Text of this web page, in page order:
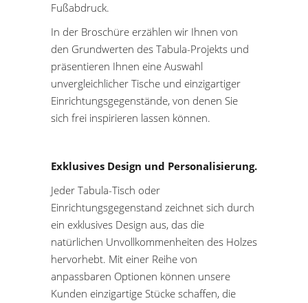
Fußabdruck.
In der Broschüre erzählen wir Ihnen von
den Grundwerten des Tabula-Projekts und
präsentieren Ihnen eine Auswahl
unvergleichlicher Tische und einzigartiger
Einrichtungsgegenstände, von denen Sie
sich frei inspirieren lassen können.
Exklusives Design und Personalisierung.
Jeder Tabula-Tisch oder
Einrichtungsgegenstand zeichnet sich durch
ein exklusives Design aus, das die
natürlichen Unvollkommenheiten des Holzes
hervorhebt. Mit einer Reihe von
anpassbaren Optionen können unsere
Kunden einzigartige Stücke schaffen, die